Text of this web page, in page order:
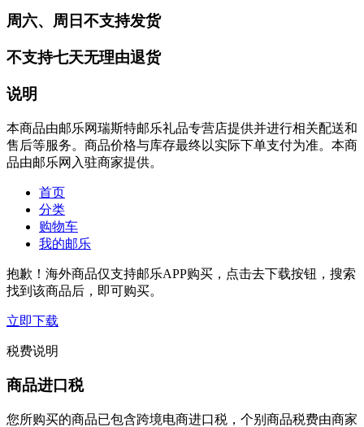
周六、周日不支持发货
不支持七天无理由退货
说明
本商品由邮乐网瑞斯特邮乐礼品专营店提供并进行相关配送和
售后等服务。商品价格与库存最终以实际下单支付为准。本商
品由邮乐网入驻商家提供。
首页
分类
购物车
我的邮乐
抱歉！海外商品仅支持邮乐APP购买，点击去下载按钮，搜索
找到该商品后，即可购买。
立即下载
税费说明
商品进口税
您所购买的商品已包含跨境电商进口税，个别商品税费由商家